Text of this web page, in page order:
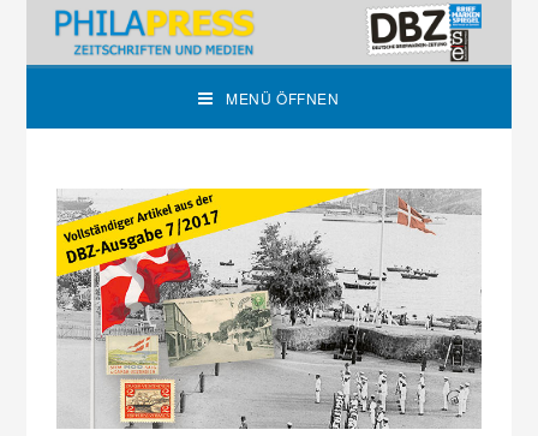
MENÜ ÖFFNEN